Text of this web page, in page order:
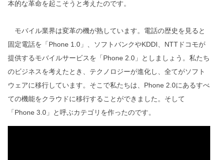
本的な革命を起こそうと考えたのです。
モバイル業界は変革の機が熟しています。電話の歴史を見ると
固定電話を「Phone 1.0」、ソフトバンクやKDDI、NTTドコモが
提供するモバイルサービスを「Phone 2.0」としましょう。私たち
のビジネスを考えたとき、テクノロジーが進化し、全てがソフト
ウェアに移行しています。そこで私たちは、Phone 2.0にあるすべ
ての機能をクラウドに移行することができました。そして
「Phone 3.0」と呼ぶカテゴリを作ったのです。